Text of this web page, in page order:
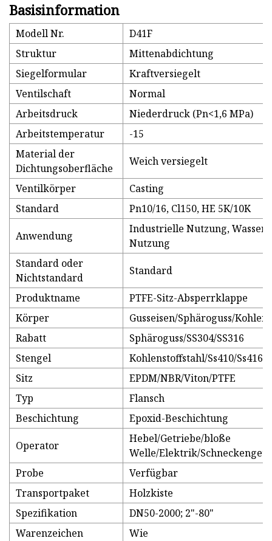
Basisinformation
Modell Nr.
D41F
Struktur
Mittenabdichtung
Siegelformular
Kraftversiegelt
Ventilschaft
Normal
Arbeitsdruck
Niederdruck (Pn<1,6 MPa)
Arbeitstemperatur
-15
Material der
Dichtungsoberfläche
Weich versiegelt
Ventilkörper
Casting
Standard
Pn10/16, Cl150, HE 5K/10K
Anwendung
Industrielle Nutzung,
Nutzung
Standard oder
Nichtstandard
Standard
Produktname
PTFE-Sitz-Absperrklappe
Körper
Gusseisen/Sphäroguss/
Rabatt
Sphäroguss/SS304/SS316
Stengel
Kohlenstoffstahl/Ss410/Ss416
Sitz
EPDM/NBR/Viton/PTFE
Typ
Flansch
Beschichtung
Epoxid-Beschichtung
Operator
Hebel/Getriebe/bloße
Welle/Elektrik/
Probe
Verfügbar
Transportpaket
Holzkiste
Spezifikation
DN50-2000; 2"-80"
Warenzeichen
Wie